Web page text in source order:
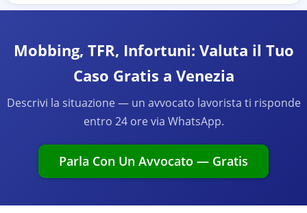
Mobbing, TFR, Infortuni: Valuta il Tuo
Caso Gratis a Venezia
Descrivi la situazione — un avvocato lavorista ti risponde
entro 24 ore via WhatsApp.
Parla Con Un Avvocato — Gratis